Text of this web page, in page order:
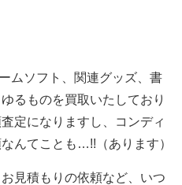
ムソフト、関連グッズ、書
るものを買取いたしており
定になりますし、コンディ
んてことも…!!（あります）
見積もりの依頼など、いつ